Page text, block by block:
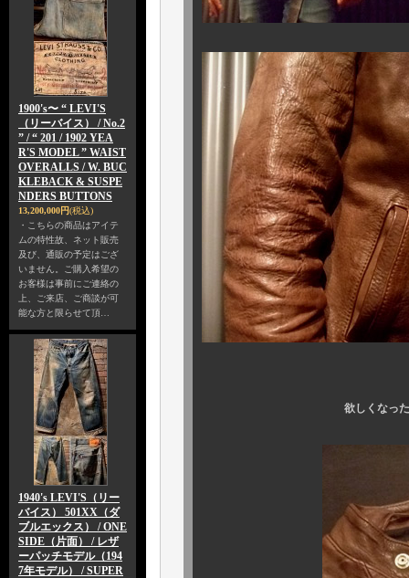
1900's〜 “ LEVI'S
（リーバイス） / No.2
” / “ 201 / 1902 YEA
R'S MODEL ” WAIST
OVERALLS / W. BUC
KLEBACK & SUSPE
NDERS BUTTONS
13,200,000円(税込)
・こちらの商品はアイテ
ムの特性故、ネット販売
及び、通販の予定はござ
いません。ご購入希望の
お客様は事前にご連絡の
上、ご来店、ご商談が可
能な方と限らせて頂…
1940's LEVI'S（リー
バイス） 501XX（ダ
ブルエックス） / ONE
SIDE（片面） / レザ
ーパッチモデル（194
7年モデル） / SUPER
欲しくなっ